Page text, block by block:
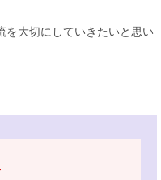
を大切にしていきたいと思い